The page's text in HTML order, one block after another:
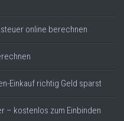
online berechnen
Einkauf richtig Geld sparst
– kostenlos zum Einbinden